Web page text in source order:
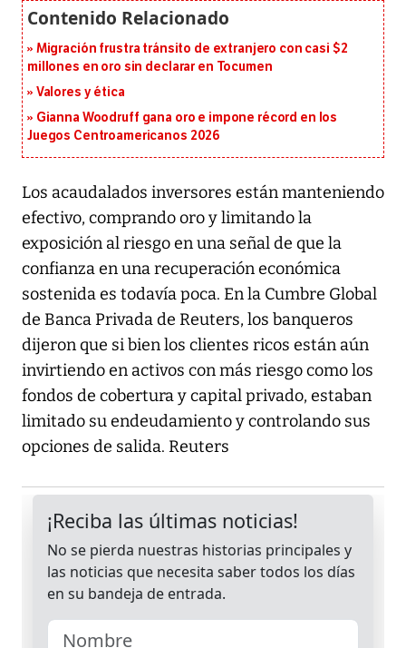
Migración frustra tránsito de extranjero con casi $2
millones en oro sin declarar en Tocumen
Valores y ética
Gianna Woodruff gana oro e impone récord en los
Juegos Centroamericanos 2026
Los acaudalados inversores están manteniendo
efectivo, comprando oro y limitando la
exposición al riesgo en una señal de que la
confianza en una recuperación económica
sostenida es todavía poca. En la Cumbre Global
de Banca Privada de Reuters, los banqueros
dijeron que si bien los clientes ricos están aún
invirtiendo en activos con más riesgo como los
fondos de cobertura y capital privado, estaban
limitado su endeudamiento y controlando sus
opciones de salida. Reuters